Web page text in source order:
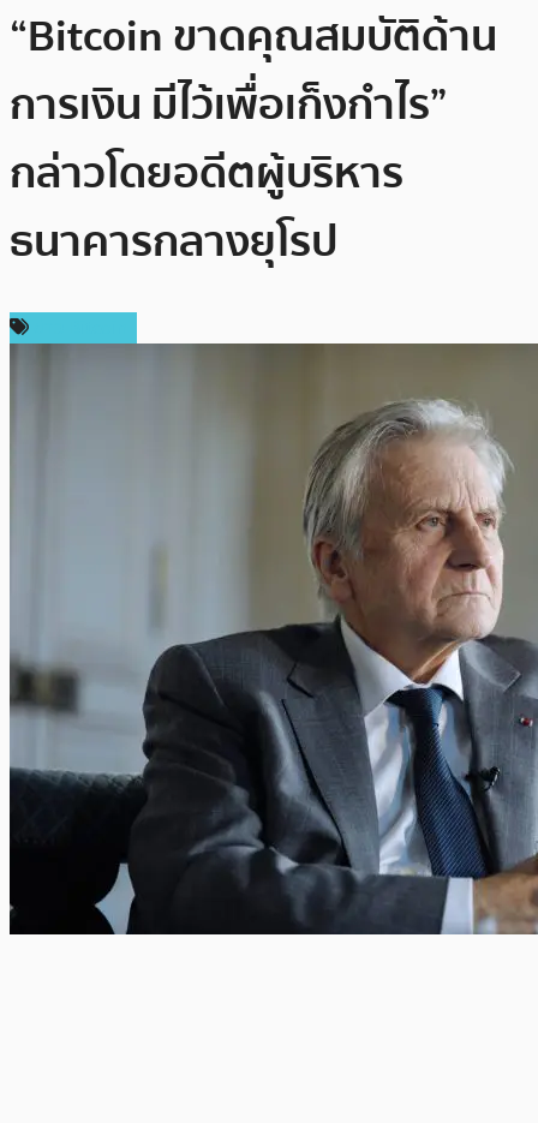
“Bitcoin ขาดคุณสมบัติด้าน
การเงิน มีไว้เพื่อเก็งกำไร”
กล่าวโดยอดีตผู้บริหาร
ธนาคารกลางยุโรป